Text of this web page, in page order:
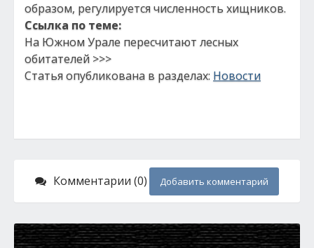
образом, регулируется численность хищников.
Ссылка по теме:
На Южном Урале пересчитают лесных
обитателей >>>
Статья опубликована в разделах: Новости
Комментарии (0) Добавить комментарий